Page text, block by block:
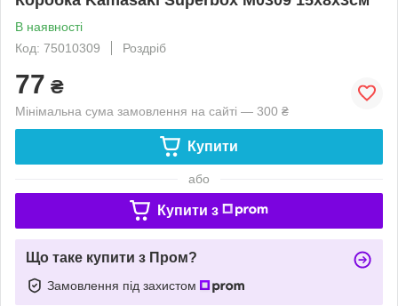
В наявності
Код: 75010309
Роздріб
77 ₴
Мінімальна сума замовлення на сайті — 300 ₴
Купити
або
Купити з
Що таке купити з Пром?
Замовлення під захистом